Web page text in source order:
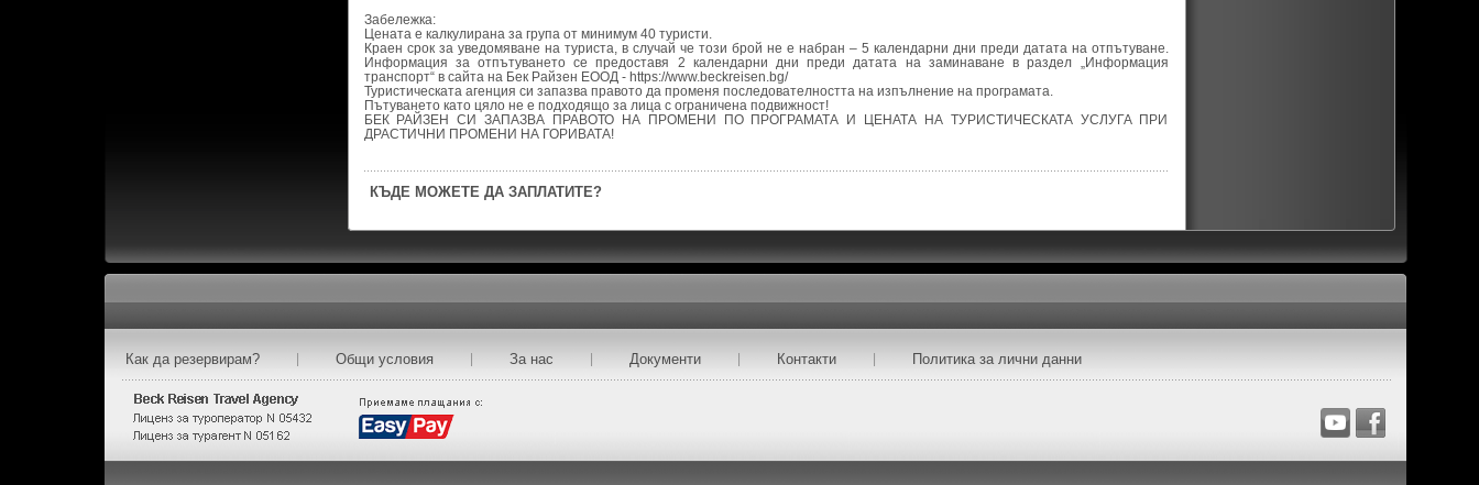
Забележка:
Цената е калкулирана за група от минимум 40 туристи.
Краен срок за уведомяване на туриста, в случай че този брой не е набран – 5 календарни дни преди датата на отпътуване.
Информация за отпътуването се предоставя 2 календарни дни преди датата на заминаване в раздел „Информация
транспорт“ в сайта на Бек Райзен ЕООД - https://www.beckreisen.bg/
Туристическата агенция си запазва правото да променя последователността на изпълнение на програмата.
Пътуването като цяло не е подходящо за лица с ограничена подвижност!
БЕК РАЙЗЕН СИ ЗАПАЗВА ПРАВОТО НА ПРОМЕНИ ПО ПРОГРАМАТА И ЦЕНАТА НА ТУРИСТИЧЕСКАТА УСЛУГА ПРИ
ДРАСТИЧНИ ПРОМЕНИ НА ГОРИВАТА!
КЪДЕ МОЖЕТЕ ДА ЗАПЛАТИТЕ?
Как да резервирам? Общи условия За нас Документи Контакти Политика за лични данни